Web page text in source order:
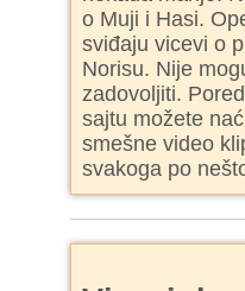
o Muji i Hasi.
sviđaju vicevi o
Norisu. Nije
zadovoljiti.
sajtu možete
smešne video
svakoga po